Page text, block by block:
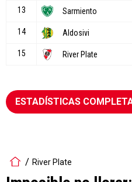
ESTADÍSTICAS
River Plate